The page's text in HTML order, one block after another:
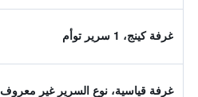
غرفة كينج، 1 سرير توأم
غرفة قياسية، نوع السرير غير معروف